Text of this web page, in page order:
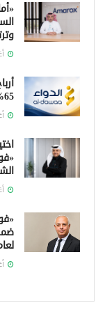
65% في الربع الثاني من 2026
لعام